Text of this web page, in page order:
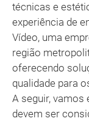
técnicas e
experiência de
Vídeo, uma
região
oferecendo
qualidade para
A seguir, vamos
devem ser